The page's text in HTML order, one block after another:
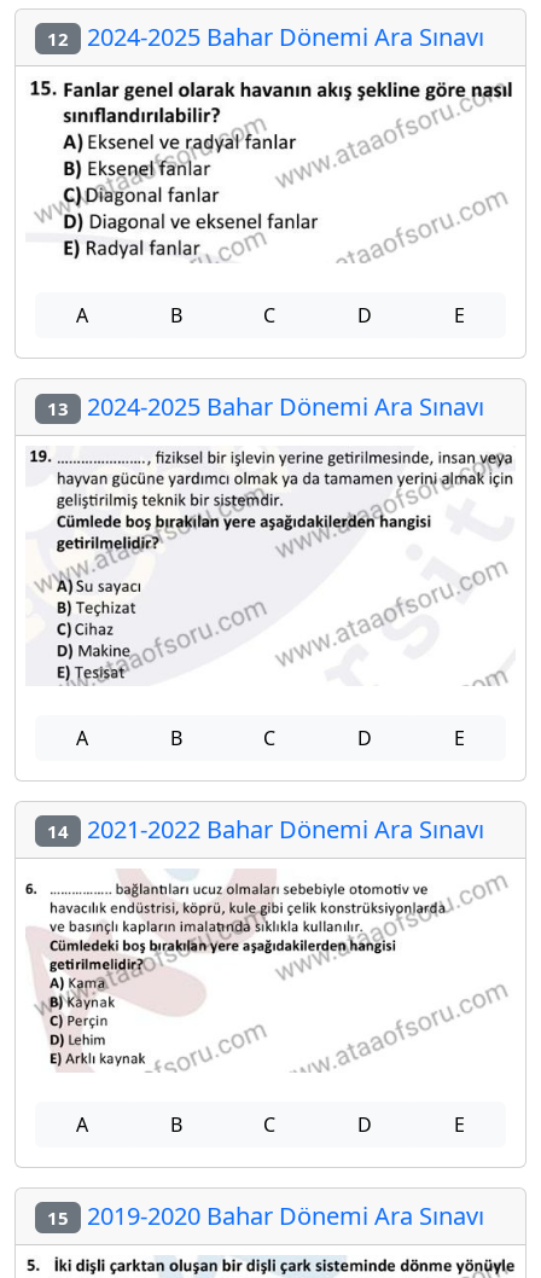
12 2024-2025 Bahar Dönemi Ara Sınavı
A B C D E
13 2024-2025 Bahar Dönemi Ara Sınavı
A B C D E
14 2021-2022 Bahar Dönemi Ara Sınavı
A B C D E
15 2019-2020 Bahar Dönemi Ara Sınavı